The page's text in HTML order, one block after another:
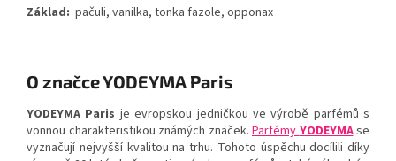
Základ: pačuli, vanilka, tonka fazole, opponax
O značce YODEYMA Paris
YODEYMA Paris je evropskou jedničkou ve výrobě parfémů s
vonnou charakteristikou známých značek. Parfémy YODEYMAse
vyznačují nejvyšší kvalitou na trhu. Tohoto úspěchu docílili díky